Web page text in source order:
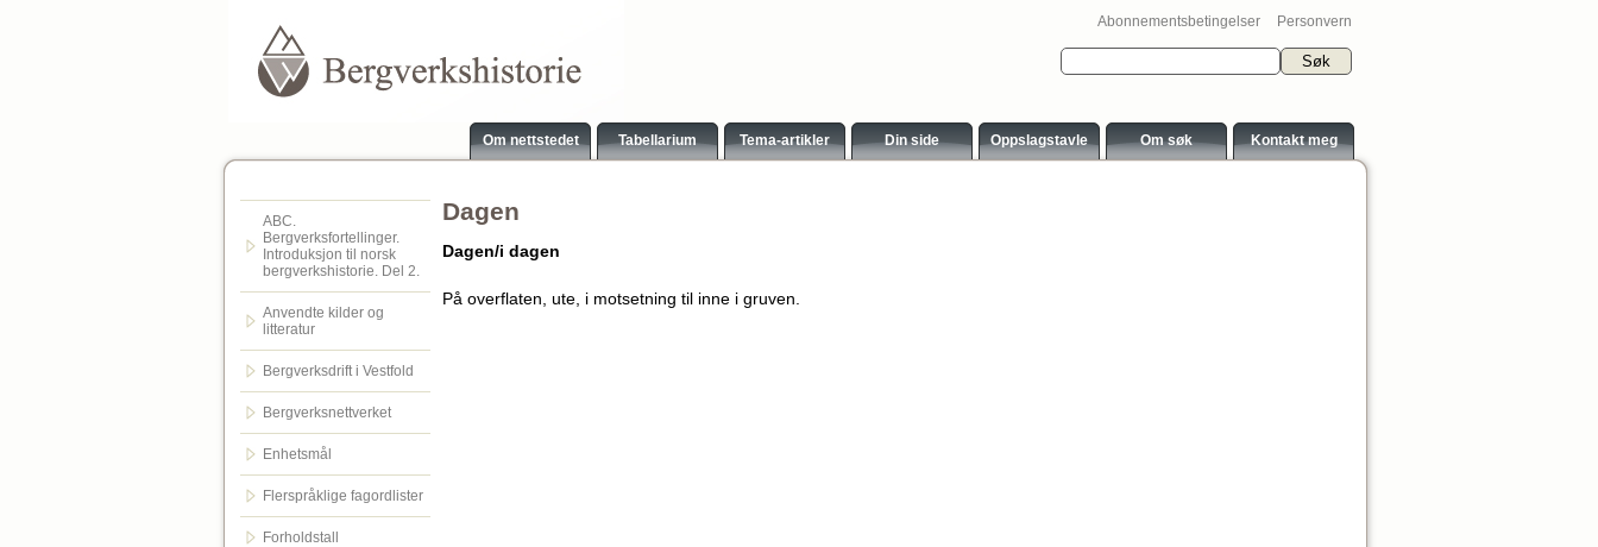
Abonnementsbetingelser Personvern
Om nettstedet Tabellarium Tema-artikler Din side Oppslagstavle Om søk Kontakt meg
ABC.
Bergverksfortellinger.
Introduksjon til norsk
bergverkshistorie. Del 2.
Anvendte kilder og
litteratur
Bergverksdrift i Vestfold
Bergverksnettverket
Enhetsmål
Flerspråklige fagordlister
Forholdstall
Dagen
Dagen/i dagen
På overflaten, ute, i motsetning til inne i gruven.